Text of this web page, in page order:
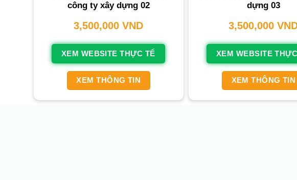
công ty xây dựng 02
3,500,000VND
XEM WEBSITE THỰC TẾ
XEM THÔNG TIN
dựng 03
3,500,000
XEM WEBSITE
XEM THÔNG TIN